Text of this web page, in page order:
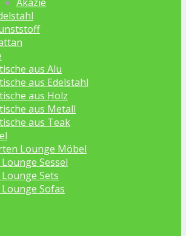
aus Alu
aus Edelstahl
aus Holz
aus Metall
aus Teak
Lounge Möbel
Sessel
Sets
Sofas